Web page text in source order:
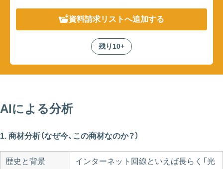
資料請求リストへ追加する
残り10+
AIによる分析
1. 商材分析（なぜ今、この商材なのか？）
歴史と背景 インターネット回線といえば長らく「光